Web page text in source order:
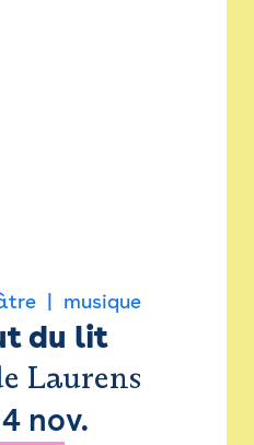
musique
du lit
Laurens
nov.